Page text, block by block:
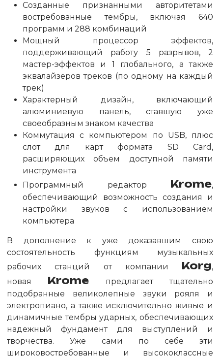
Созданные признанными авторитетами
востребованные тембры, включая 640
программ и 288 комбинаций
Мощный процессор эффектов,
поддерживающий работу 5 разрывов, 2
мастер-эффектов и 1 глобального, а также
эквалайзеров треков (по одному на каждый
трек)
Характерный дизайн, включающий
алюминиевую панель, ставшую уже
своеобразным знаком качества
Коммутация с компьютером по USB, плюс
слот для карт формата SD Card,
расширяющих объем доступной памяти
инструмента
Программный редактор Krome,
обеспечивающий возможность создания и
настройки звуков с использованием
компьютера
В дополнение к уже доказавшим свою
состоятельность функциям музыкальных
рабочих станций от компании Korg,
новая Krome предлагает тщательно
подобранные великолепные звуки рояля и
электропиано, а также исключительно живые и
динамичные тембры ударных, обеспечивающих
надежный фундамент для выступлений и
творчества. Уже сами по себе эти
широковостребованные и высококлассные